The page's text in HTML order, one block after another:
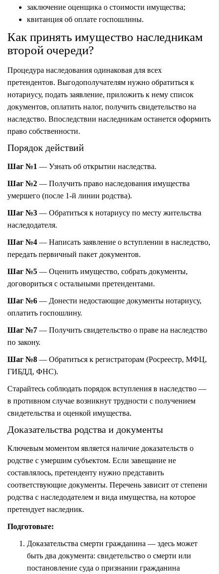
заключение оценщика о стоимости имущества;
квитанция об оплате госпошлины.
Как принять имущество наследникам
второй очереди?
Процедура наследования одинаковая для всех
претендентов. Выгодополучателям нужно обратиться к
нотариусу, подать заявление, приложить к нему список
документов, оплатить налог, получить свидетельство на
наследство. Впоследствии наследникам останется оформить
право собственности.
Порядок действий
Шаг №1 — Узнать об открытии наследства.
Шаг №2 — Получить право наследования имущества
умершего (после 1-й линии родства).
Шаг №3 — Обратиться к нотариусу по месту жительства
наследодателя.
Шаг №4 — Написать заявление о вступлении в наследство,
передать первичный пакет документов.
Шаг №5 — Оценить имущество, собрать документы,
договориться с остальными претендентами.
Шаг №6 — Донести недостающие документы нотариусу,
оплатить госпошлину.
Шаг №7 — Получить свидетельство о праве на наследство
по закону.
Шаг №8 — Обратиться к регистраторам (Росреестр, МФЦ,
ГИБДД, ФНС).
Старайтесь соблюдать порядок вступления в наследство —
в противном случае возникнут трудности с получением
свидетельства и оценкой имущества.
Доказательства родства и документы
Ключевым моментом является наличие доказательств о
родстве с умершим субъектом. Если завещание не
составлялось, претенденту нужно представить
соответствующие документы. Перечень зависит от степени
родства с наследодателем и вида имущества, на которое
претендует наследник.
Подготовьте:
Доказательства смерти гражданина — здесь может
быть два документа: свидетельство о смерти или
постановление суда о признании гражданина